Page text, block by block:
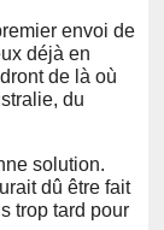
envoi de
déjà en
de là où
du
solution.
dû être fait
trop tard pour